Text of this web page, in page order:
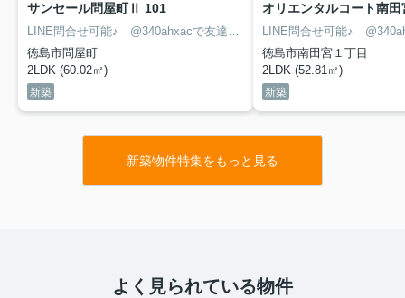
サンセール問屋町Ⅱ 101
LINE問合せ可能♪ @340ahxacで友達検索して下さい
徳島市問屋町
2LDK (60.02㎡)
新築
オリエンタルコート南田
徳島市南田宮１丁目
2LDK (52.81㎡)
新築
新築物件特集をもっと見る
よく見られている物件